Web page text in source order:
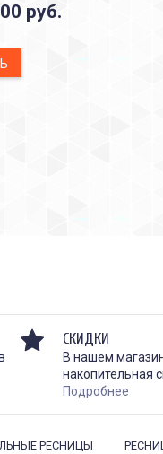
руб.
СКИДКИ
В нашем
накопительная
Подробнее
РЕСНИЦЫ